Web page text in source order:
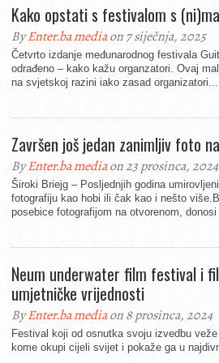
Kako opstati s festivalom s
ByEnter.ba mediaon 7 siječnja, 2025
Četvrto izdanje međunarodnog festivala
odrađeno – kako kažu organzatori. Ovaj
na svjetskoj razini iako zasad organizatori...
Završen još jedan zanimljiv foto
ByEnter.ba mediaon 23 prosinca, 2024
Široki Briejg – Posljednjih godina
fotografiju kao hobi ili čak kao i nešto
posebice fotografijom na otvorenom,
Neum underwater film festival i
umjetničke vrijednosti
ByEnter.ba mediaon 8 prosinca, 2024
Festival koji od osnutka svoju izvedbu
kome okupi cijeli svijet i pokaže ga u